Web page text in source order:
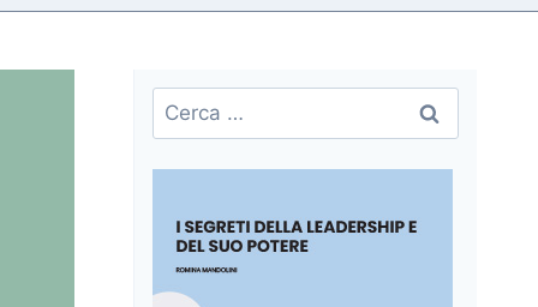
Ricerca
per: